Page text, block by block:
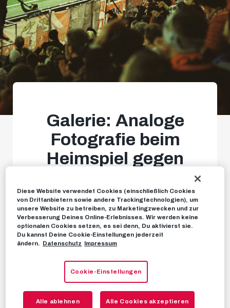
Galerie: Analoge
Fotografie beim
Heimspiel gegen
FOTOS 11. NOVEMBER 2023
Diese Website verwendet Cookies (einschließlich Cookies
von Drittanbietern sowie andere Trackingtechnologien), um
unsere Website zu betreiben, zu Marketingzwecken und zur
Verbesserung Deines Online-Erlebnisses. Wir werden keine
optionalen Cookies setzen, es sei denn, Du aktivierst sie.
Du kannst Deine Cookie-Einstellungen jederzeit
ändern. Datenschutz Impressum
Cookie-Einstellungen
Alle ablehnen Alle Cookies akzeptieren